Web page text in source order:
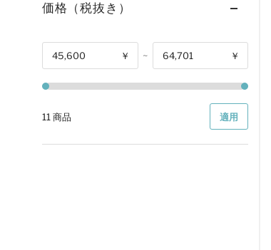
価格（税抜き）
開始 ￥ ~ ￥
11 商品 適用